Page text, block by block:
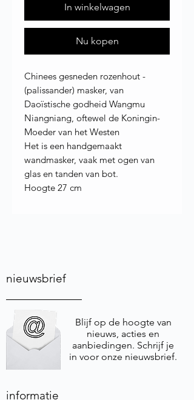
In winkelwagen
Nu kopen
Chinees gesneden rozenhout -
(palissander) masker, van
Daoïstische godheid Wangmu
Niangniang, oftewel de Koningin-
Moeder van het Westen
Het is een handgemaakt
wandmasker, vaak met ogen van
glas en tanden van bot.
Hoogte 27 cm
nieuwsbrief
Blijf op de hoogte van
nieuws, acties en
aanbiedingen. Schrijf je
in voor onze nieuwsbrief.
informatie